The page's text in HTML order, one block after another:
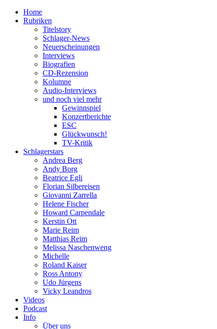
Home
Rubriken
Titelstory
Schlager-News
Neuerscheinungen
Interviews
Biografien
CD-Rezension
Kolumne
Audio-Interviews
und noch viel mehr
Gewinnspiel
Konzertberichte
ESC
Glückwunsch!
TV-Kritik
Schlagerstars
Andrea Berg
Andy Borg
Beatrice Egli
Florian Silbereisen
Giovanni Zarrella
Helene Fischer
Howard Carpendale
Kerstin Ott
Marie Reim
Matthias Reim
Melissa Naschenweng
Michelle
Roland Kaiser
Ross Antony
Udo Jürgens
Vicky Leandros
Videos
Podcast
Info
Über uns